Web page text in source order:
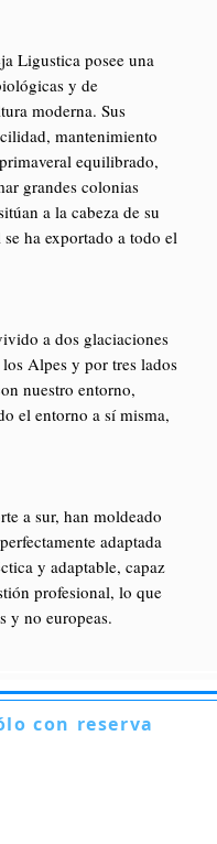
Ligustica posee una
y de
moderna. Sus
mantenimiento
equilibrado,
grandes colonias
a la cabeza de su
ha exportado a todo el
a dos glaciaciones
Alpes y por tres lados
nuestro entorno,
el entorno a sí misma,
a sur, han moldeado
adaptada
y adaptable, capaz
profesional, lo que
y no europeas.
con reserva